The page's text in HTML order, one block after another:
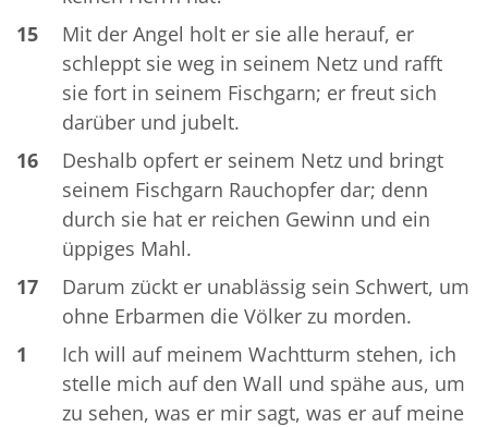
15
Mit der Angel holt er sie alle herauf, er
schleppt sie weg in seinem Netz und rafft
sie fort in seinem Fischgarn; er freut sich
darüber und jubelt.
16
Deshalb opfert er seinem Netz und bringt
seinem Fischgarn Rauchopfer dar; denn
durch sie hat er reichen Gewinn und ein
üppiges Mahl.
17
Darum zückt er unablässig sein Schwert, um
ohne Erbarmen die Völker zu morden.
1
Ich will auf meinem Wachtturm stehen, ich
stelle mich auf den Wall und spähe aus, um
zu sehen, was er mir sagt, was er auf meine